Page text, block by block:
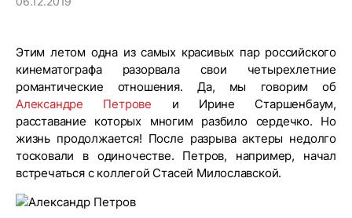
Этим летом одна из самых красивых пар российского
кинематографа разорвала свои четырехлетние
романтические отношения. Да, мы говорим об
Александре Петрове и Ирине Старшенбаум,
расставание которых многим разбило сердечко. Но
жизнь продолжается! После разрыва актеры недолго
тосковали в одиночестве. Петров, например, начал
встречаться с коллегой Стасей Милославской.